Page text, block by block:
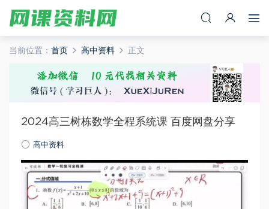
当前位置： 首页 高中资料 正文
2024高三树栋数学全程系统课 百度网盘分享
高中资料